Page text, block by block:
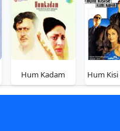
Hum Kadam